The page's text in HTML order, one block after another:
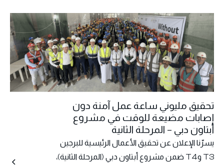
تحقيق مليوني ساعة عمل آمنة دون
إصابات مضيعة للوقت في مشروع
أبتاون دبي – المرحلة الثانية
يسرّنا الإعلان عن تحقيق الأعمال الرئيسية للبرجين
T3 وT4 ضمن مشروع أبتاون دبي (المرحلة الثانية)،